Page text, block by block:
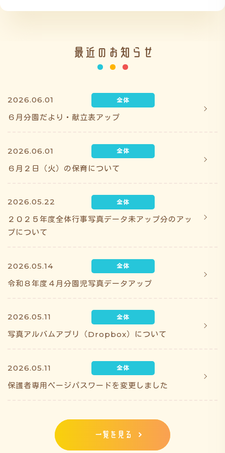
最近のお知らせ
2026.06.01
６月分園だより・献立表アップ
2026.06.01
６月２日（火）の保育について
2026.05.22
２０２５年度全体行事写真データ未アップ分のアッ
プについて
2026.05.14
令和８年度４月分園児写真データアップ
2026.05.11
写真アルバムアプリ（Dropbox）について
2026.05.11
保護者専用ページパスワードを変更しました
一覧を見る
み みちゅ う